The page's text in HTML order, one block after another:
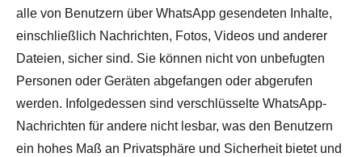
alle von Benutzern über WhatsApp gesendeten Inhalte,
einschließlich Nachrichten, Fotos, Videos und anderer
Dateien, sicher sind. Sie können nicht von unbefugten
Personen oder Geräten abgefangen oder abgerufen
werden. Infolgedessen sind verschlüsselte WhatsApp-
Nachrichten für andere nicht lesbar, was den Benutzern
ein hohes Maß an Privatsphäre und Sicherheit bietet und